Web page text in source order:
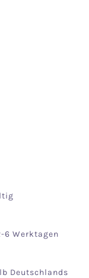
6 Werktagen
Deutschlands